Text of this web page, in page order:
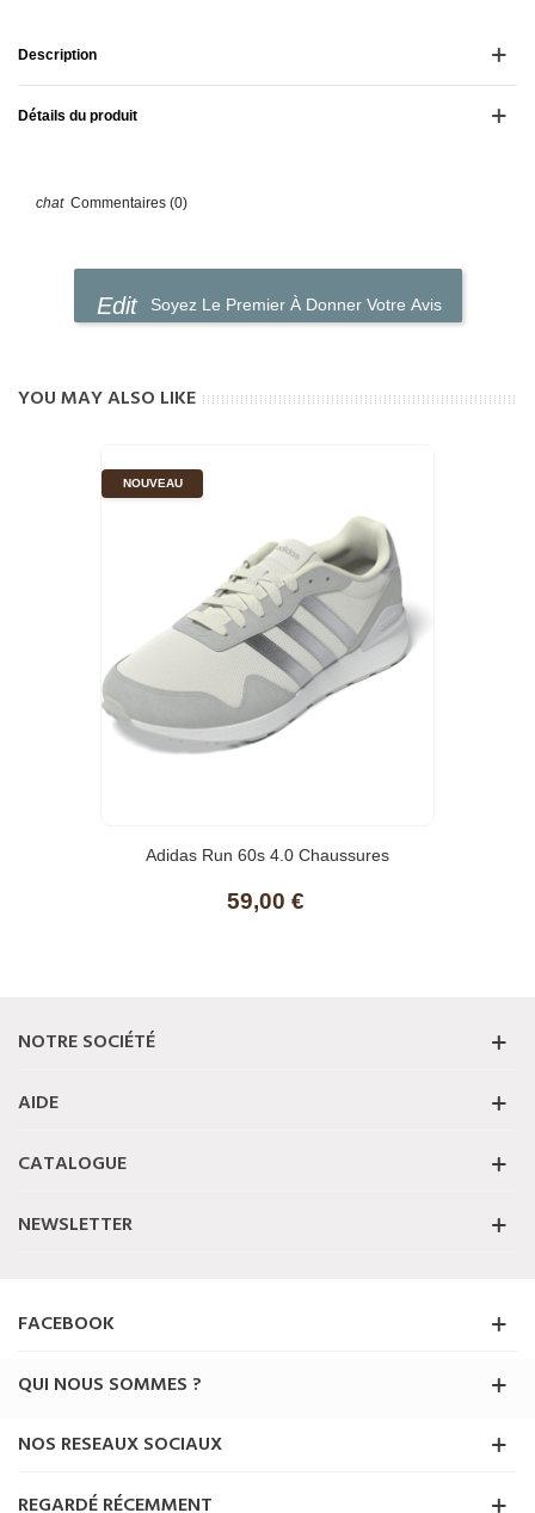
Description
Détails du produit
Commentaires (0)
Soyez Le Premier À Donner Votre Avis
YOU MAY ALSO LIKE
NOUVEAU
Adidas Run 60s 4.0 Chaussures
59,00 €
NOTRE SOCIÉTÉ
AIDE
CATALOGUE
NEWSLETTER
FACEBOOK
QUI NOUS SOMMES ?
NOS RESEAUX SOCIAUX
REGARDÉ RÉCEMMENT